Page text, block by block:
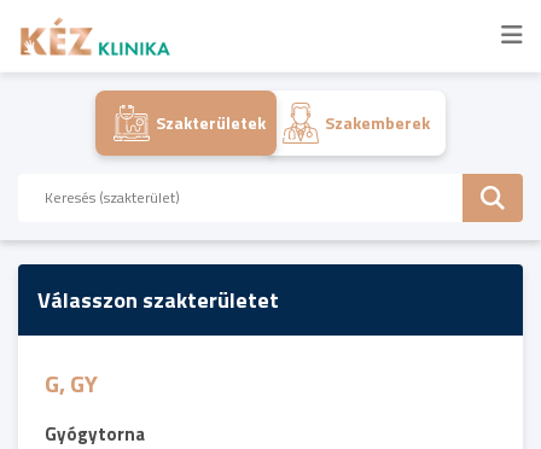
Szakterületek Szakemberek
Válasszon szakterületet
G, GY
Gyógytorna